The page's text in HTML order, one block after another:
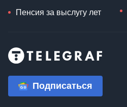
Пенсия за выслугу лет
Подписаться